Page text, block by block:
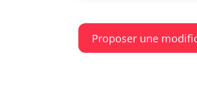
Proposer une